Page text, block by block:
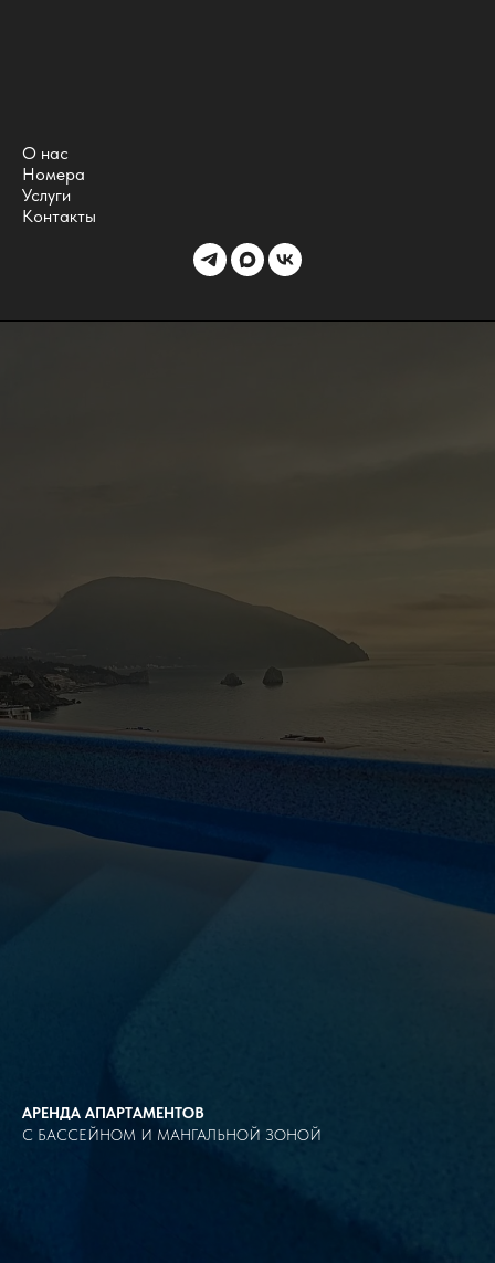
О нас
Номера
Услуги
Контакты
АРЕНДА АПАРТАМЕНТОВ
С БАССЕЙНОМ И МАНГАЛЬНОЙ ЗОНОЙ